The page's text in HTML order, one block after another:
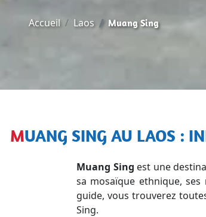
Accueil Laos Muang Sing
MUANG SING AU LAOS :
Muang Sing est une
sa mosaïque ethnique,
guide, vous trouverez
Sing.